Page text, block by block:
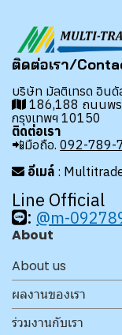
ติดต่อเรา/
บริษัท มัลติเทรด อินดั
186,188 ถนนพร
กรุงเทพฯ 10150
ติดต่อเรา
📲มือถือ. 092-789-
อีเมล์ :
Line Official
: @m-
About
About us
ผลงานของเรา
ร่วมงานกับเรา